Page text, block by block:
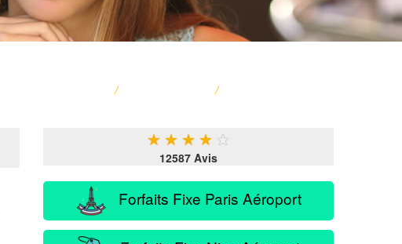
/ /
★ ★ ★ ★ ★
12587 Avis
Forfaits Fixe Paris Aéroport